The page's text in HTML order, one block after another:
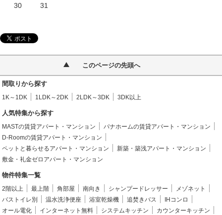
30
31
このページの先頭へ
間取りから探す
1K～1DK 1LDK～2DK 2LDK～3DK 3DK以上
人気特集から探す
MASTの賃貸アパート・マンション
パナホームの賃貸アパート・マンション
D-Roomの賃貸アパート・マンション
ペットと暮らせるアパート・マンション
新築・築浅アパート・マンション
敷金・礼金ゼロアパート・マンション
物件特集一覧
2階以上 最上階 角部屋 南向き シャンプードレッサー
メゾネット
バストイレ別
温水洗浄便座 浴室乾燥機 追焚きバス
IHコンロ
オール電化
インターネット無料 システムキッチン
カウンターキッチン